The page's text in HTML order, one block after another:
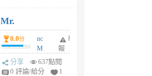
Mr.
0.0分
nc
M
U
F
舉
報
分享
637點閱
0 評論/給分
1